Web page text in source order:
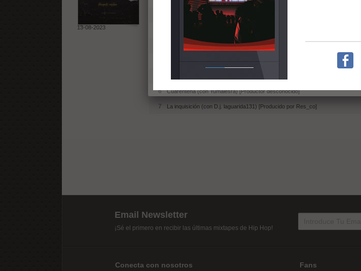
13-08-2023
Objetivo en la mira (con D.j. laguarida131) [Producido por Akosta]
Los días no terminan [Producido por Akosta]
Cenizas vuelan (con Pikaro y D.j. laguarida131) [Producido por Yeves]
Tehorias incompletas [Producido por Akosta]
6 Cuarentena (con Yumalesra) [Productor desconocido]
7 La inquisición (con D.j. laguarida131) [Producido por Res_co]
Email Newsletter
¡Sé el primero en recibir las últimas mixtapes de Hip Hop!
Conecta con nosotros Fans